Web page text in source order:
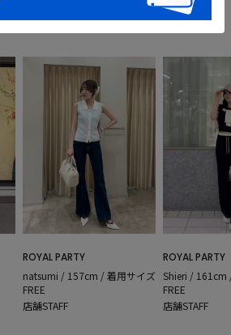
Instagram Post
ROYAL PARTY
natsumi / 157cm / 着用サイズ
FREE
店舗STAFF
ROYAL PARTY
Shieri / 161cm
FREE
店舗STAFF